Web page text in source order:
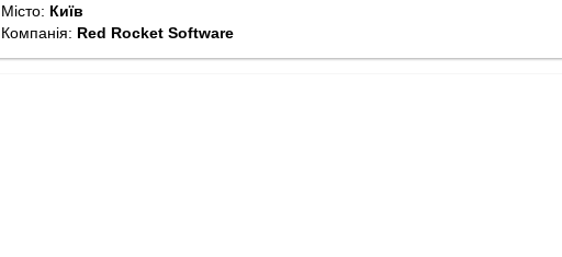
Місто: Київ
Компанія: Red Rocket Software